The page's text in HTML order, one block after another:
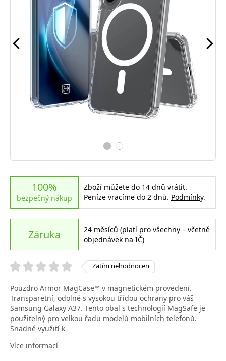
100%
bezpečný nákup
Zboží můžete do 14 dnů vrátit.
Peníze vracíme do 2 dnů. Podmínky.
Záruka
24 měsíců (platí pro všechny – včetně
objednávek na IČ)
Zatím nehodnocen
Pouzdro Armor MagCase™ v magnetickém provedení.
Transparetní, odolné s vysokou třídou ochrany pro váš
Samsung Galaxy A37. Tento obal s technologií MagSafe je
použitelný pro velkou řadu modelů mobilních telefonů.
Snadné využití k
Více informací